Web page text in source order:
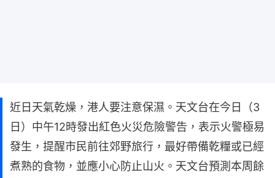
近日天氣乾燥，港人要注意保濕。天文台在今日（3
日）中午12時發出紅色火災危險警告，表示火警極易
發生，提醒市民前往郊野旅行，最好帶備乾糧或已經
煮熟的食物，並應小心防止山火。天文台預測本周餘